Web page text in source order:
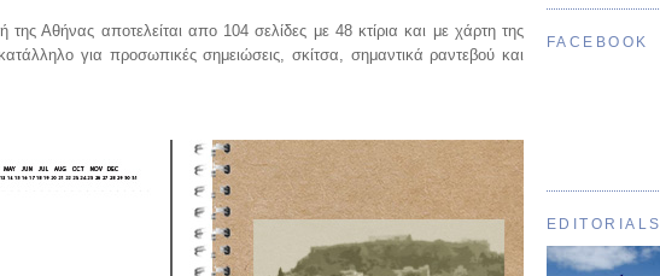
Αθήνας αποτελείται απο 104 σελίδες με 48 κτίρια και με χάρτη της
για προσωπικές σημειώσεις, σκίτσα, σημαντικά ραντεβού και
FACEBOOK
EDITORIALS